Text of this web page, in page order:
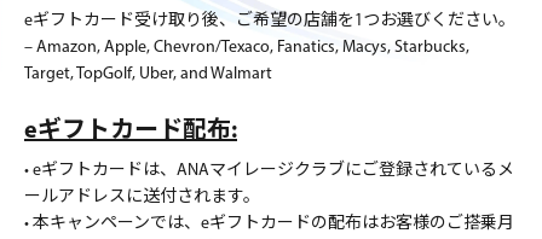
eギフトカード受け取り後、ご希望の店舗を1つお選びください。
– Amazon, Apple, Chevron/Texaco, Fanatics, Macys, Starbucks,
Target, TopGolf, Uber, and Walmart
eギフトカード配布:
• eギフトカードは、ANAマイレージクラブにご登録されているメ
ールアドレスに送付されます。
• 本キャンペーンでは、eギフトカードの配布はお客様のご搭乗月